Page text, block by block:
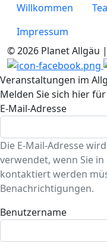
Willkommen
Impressum
© 2026 Planet Allgäu
Veranstaltungen im
Melden Sie sich hier
E-Mail-Adresse
Die E-Mail-Adresse
verwendet, wenn Sie
kontaktiert werden
Benachrichtigungen.
Benutzername